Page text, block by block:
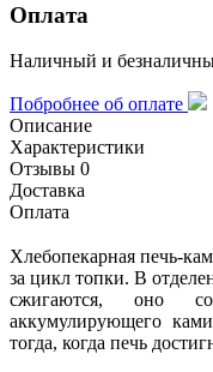
Оплата
Наличный и
Побробнее об оплате
Описание
Характеристики
Отзывы 0
Доставка
Оплата
Хлебопекарная печь-
за цикл топки. В
сжигаются, оно
аккумулирующего
тогда, когда печь